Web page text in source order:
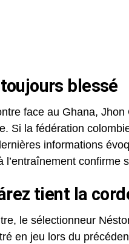
blessé
face au Ghana,
Si la fédération
informations
l’entraînement confirme
tient la
le sélectionneur
en jeu lors du